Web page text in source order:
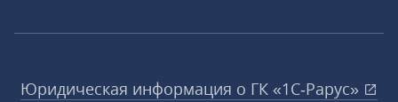
Юридическая информация о ГК «1С‑Рарус»